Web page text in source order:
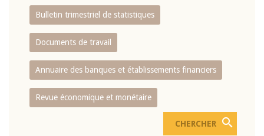
Bulletin trimestriel de statistiques
Documents de travail
Annuaire des banques et établissements financiers
Revue économique et monétaire